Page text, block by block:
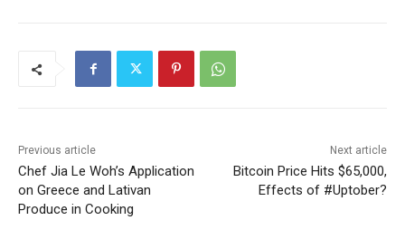
Previous article
Chef Jia Le Woh’s Application
on Greece and Lativan
Produce in Cooking
Next article
Bitcoin Price Hits $65,000,
Effects of #Uptober?